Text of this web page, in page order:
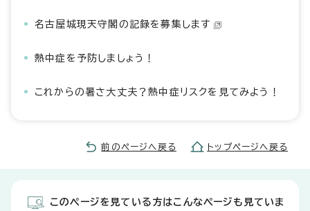
名古屋城現天守閣の記録を募集します
熱中症を予防しましょう！
これからの暑さ大丈夫？熱中症リスクを見てみよう！
前のページへ戻る トップページへ戻る
このページを見ている方はこんなページも見ていま